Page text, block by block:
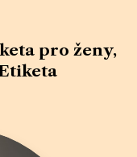
pro ženy,